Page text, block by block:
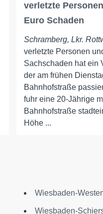
verletzte
Euro Schaden
Schramberg, Lkr.
verletzte Personen
Sachschaden hat ein
der am frühen
Bahnhofstraße
fuhr eine 20-Jährige
Bahnhofstraße
Höhe ...
Wiesbaden-
Wiesbaden-